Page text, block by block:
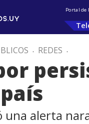
Portal de
. REDES .
alerta